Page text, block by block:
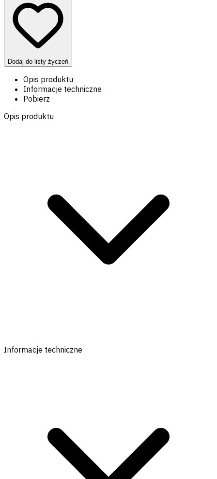
Dodaj do listy życzeń
Opis produktu
Informacje techniczne
Pobierz
Opis produktu
Informacje techniczne